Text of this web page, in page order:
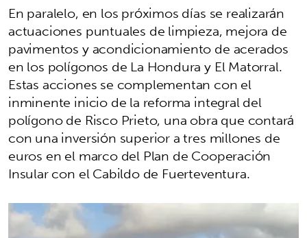
En paralelo, en los próximos días se realizarán
actuaciones puntuales de limpieza, mejora de
pavimentos y acondicionamiento de acerados
en los polígonos de La Hondura y El Matorral.
Estas acciones se complementan con el
inminente inicio de la reforma integral del
polígono de Risco Prieto, una obra que contará
con una inversión superior a tres millones de
euros en el marco del Plan de Cooperación
Insular con el Cabildo de Fuerteventura.